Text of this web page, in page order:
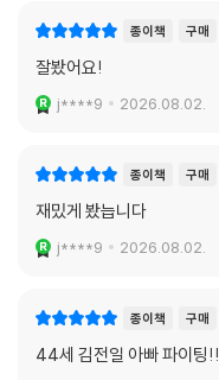
종이책 구매
잘봤어요!
j****9 2026.08.02.
종이책 구매
재밌게 봤늡니다
j****9 2026.08.02.
종이책 구매
44세 김전일 아빠 파이팅!!